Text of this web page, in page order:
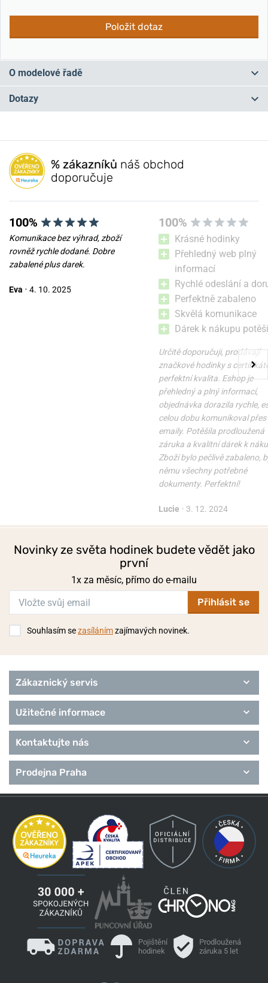
Položit dotaz
O modelové řadě
Hranaté hodinky, oválná pouzdra, ale i klasický styl a růžové zlato.
Populární modelové řady Boccia Titanium
Dotazy
Máte otázku? Zanechte nám komentář
Přidat dotaz
% zákazníků náš obchod
doporučuje
100%
Komunikace bez výhrad, zboží
rovněž rychle dodané. Dobre
zabalené plus darek.
Eva • 4. 10. 2025
100%
Krásné hodinky
Přehledný web plný
informací
Rychlé odeslání a
Perfektně zabaleno
Skvělá komunikace
Dárek k nákupu
Určitě doporučuji, prodávají
značkové hodinky s
perfektní kvalita. Eshop je
přehledný a plný informací,
objednávka dorazila rychle,
celou dobu komunikoval přes
emaily. Potěšila prodloužená
záruka a kvalitní dárek k
Zboží bylo pečlivě zabaleno,
němu všechny potřebné
dokumenty. Perfektní!
Lucie • 3. 12. 2024
Novinky ze světa hodinek budete vědět jako
první
1x za měsíc, přímo do e-mailu
Přihlásit se
Souhlasím sezasílánímzajímavých novinek.
Zákaznický servis
Užitečné informace
Kontaktujte nás
Prodejna Praha
Pojištění
hodinek
Prodloužená
záruka 5 let